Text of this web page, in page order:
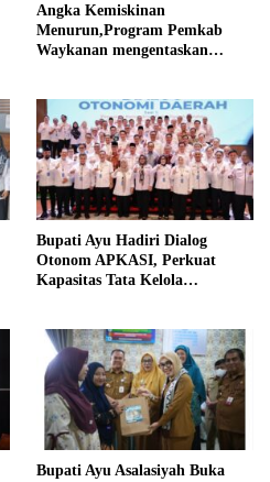
Angka Kemiskinan
Menurun,Program Pemkab
Waykanan mengentaskan
Bupati Ayu Hadiri Dialog
Otonom APKASI, Perkuat
Kapasitas Tata Kelola
Bupati Ayu Asalasiyah Buka